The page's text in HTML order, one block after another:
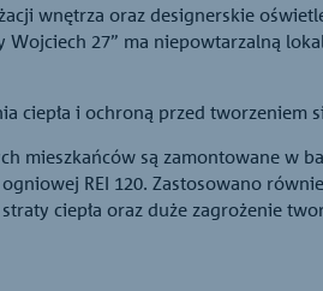
wnętrza oraz designerskie
27” ma niepowtarzalną
ciepła i ochroną przed tworzeniem
mieszkańców są zamontowane w
REI 120. Zastosowano
ciepła oraz duże zagrożenie